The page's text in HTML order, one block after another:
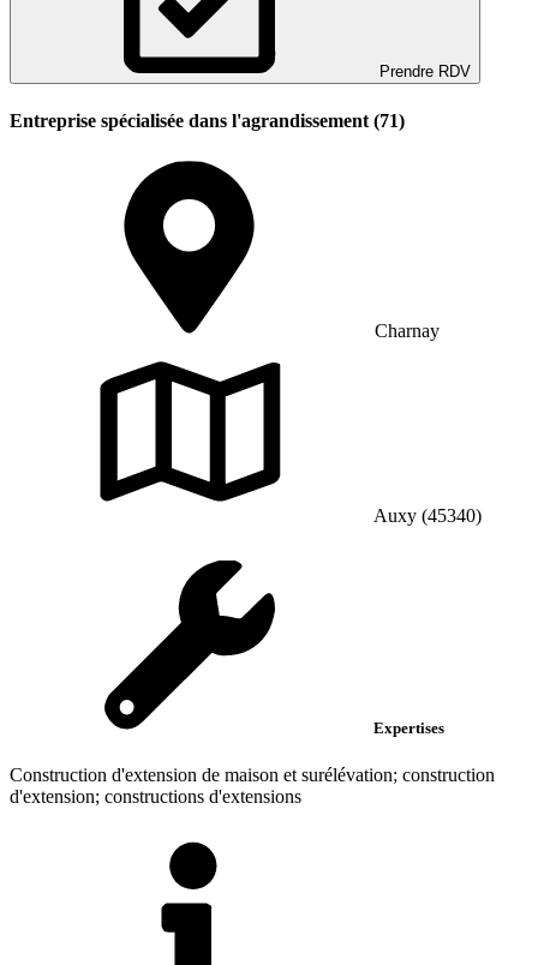
Prendre RDV
Entreprise spécialisée dans l'agrandissement (71)
Charnay
Auxy (45340)
Expertises
Construction d'extension de maison et surélévation; construction
d'extension; constructions d'extensions